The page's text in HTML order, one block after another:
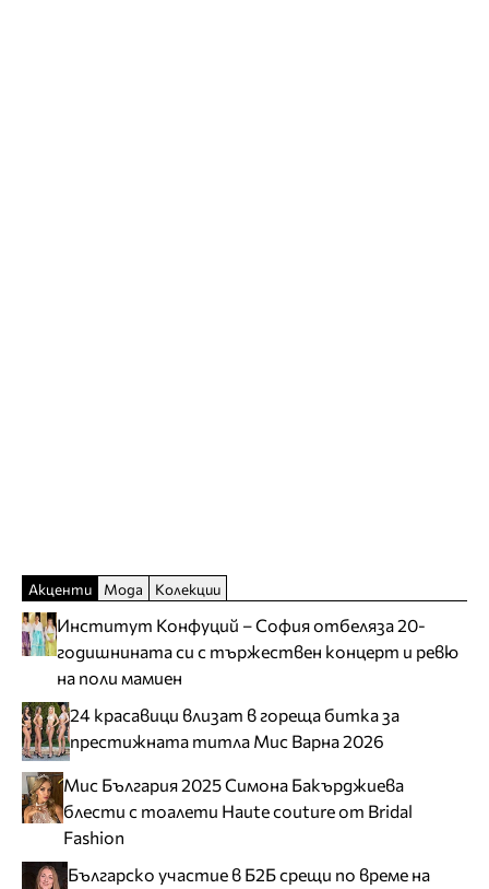
Акценти Мода Колекции
Институт Конфуций – София отбеляза 20-
годишнината си с тържествен концерт и ревю
на поли мамиен
24 красавици влизат в гореща битка за
престижната титла Мис Варна 2026
Мис България 2025 Симона Бакърджиева
блести с тоалети Haute couture от Bridal
Fashion
Българско участие в Б2Б срещи по време на